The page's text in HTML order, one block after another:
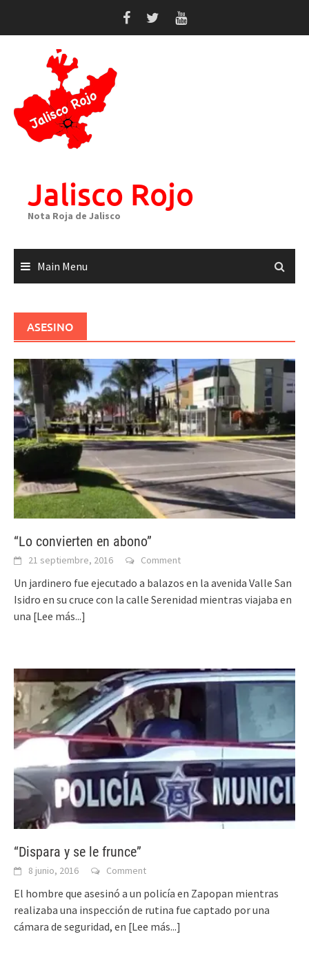
Jalisco Rojo
Nota Roja de Jalisco
Main Menu
ASESINO
“Lo convierten en abono”
21 septiembre, 2016 Comment
Un jardinero fue ejecutado a balazos en la avenida Valle San
Isidro en su cruce con la calle Serenidad mientras viajaba en
una [Lee más...]
“Dispara y se le frunce”
8 junio, 2016 Comment
El hombre que asesinó a un policía en Zapopan mientras
realizaba una inspección de rutina fue captado por una
cámara de seguridad, en [Lee más...]